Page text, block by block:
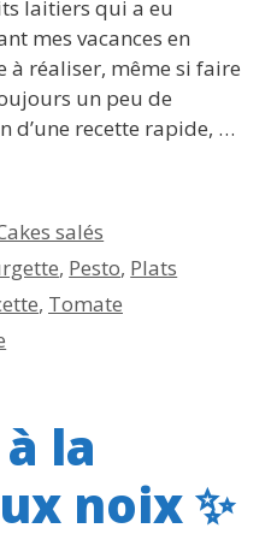
laitiers qui a eu
mes vacances en
à réaliser, même si faire
un peu de
d’une recette rapide, …
salés
, Pesto, Plats
, Tomate
la
noix ✨